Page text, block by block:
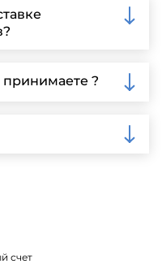
почту или
для более
встречи.
собственный
и надежной
?
переводы,
информацию о
счет